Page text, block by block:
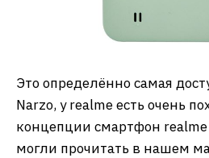
Это определённо самая
Narzo, у realme есть очень
концепции смартфон
могли прочитать в нашем